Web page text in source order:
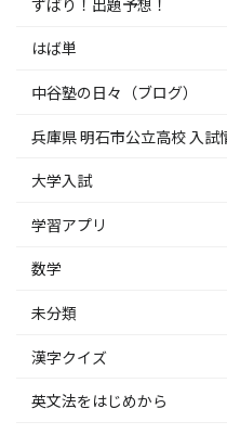
ずばり！出題予想！
はば単
中谷塾の日々（ブログ）
兵庫県 明石市公立高校 入試
大学入試
学習アプリ
数学
未分類
漢字クイズ
英文法をはじめから